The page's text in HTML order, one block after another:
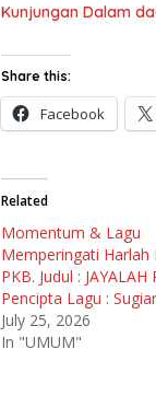
Kunjungan Dalam
Share this:
Facebook
Related
Momentum & Lagu
Memperingati Harlah
PKB. Judul : JAYALAH
Pencipta Lagu :
July 25, 2026
In "UMUM"